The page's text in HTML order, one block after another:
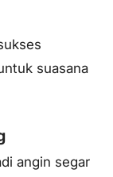
suasana
angin segar